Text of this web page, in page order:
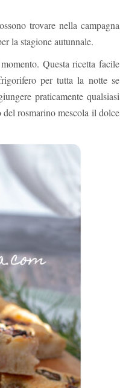
trovare nella campagna
la stagione autunnale.
Questa ricetta facile
per tutta la notte se
praticamente qualsiasi
rosmarino mescola il dolce